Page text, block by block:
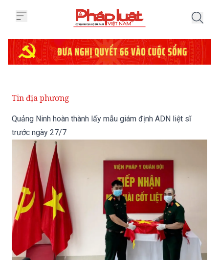
Tin địa phương
Quảng Ninh hoàn thành lấy mẫu giám định ADN liệt sĩ
trước ngày 27/7